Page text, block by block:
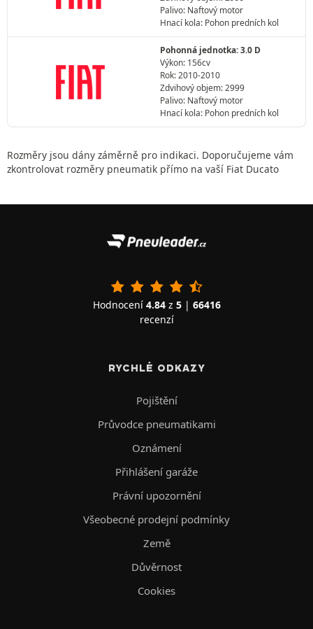
Palivo: Naftový motor
Hnací kola: Pohon predních kol
Pohonná jednotka: 3.0 D
Výkon: 156cv
Rok: 2010-2010
Zdvihový objem: 2999
Palivo: Naftový motor
Hnací kola: Pohon predních kol
Rozměry jsou dány záměrně pro indikaci. Doporučujeme vám
zkontrolovat rozměry pneumatik přímo na vaší Fiat Ducato
Hodnocení 4.84z 5| 66416
recenzí
RYCHLÉ ODKAZY
Pojištění
Průvodce pneumatikami
Oznámení
Přihlášení garáže
Právní upozornění
Všeobecné prodejní podmínky
Země
Důvěrnost
Cookies